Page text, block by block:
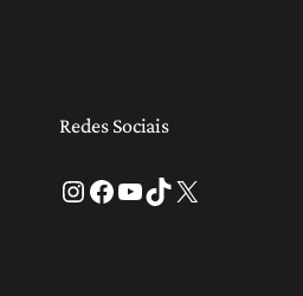
Redes Sociais
Instagram Facebook Youtube TikTok X